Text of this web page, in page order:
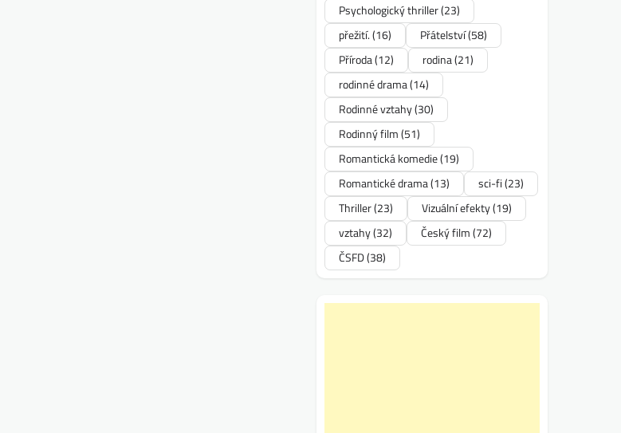
Psychologický thriller(23)
přežití.(16) Přátelství(58)
Příroda(12) rodina(21)
rodinné drama(14)
Rodinné vztahy(30)
Rodinný film(51)
Romantická komedie(19)
Romantické drama(13) sci-fi(23)
Thriller(23) Vizuální efekty(19)
vztahy(32) Český film(72)
ČSFD(38)